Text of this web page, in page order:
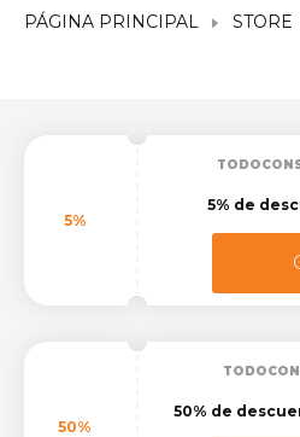
PÁGINA PRINCIPAL STORE
5%
5% de
50%
50% de